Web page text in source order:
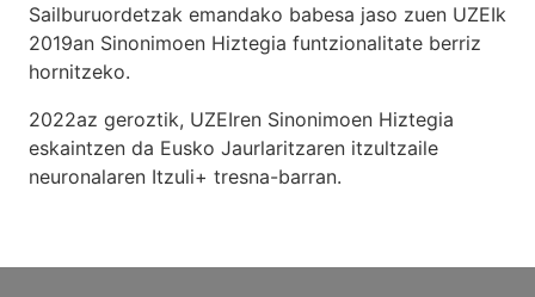
Sailburuordetzak emandako babesa jaso zuen UZEIk
2019an Sinonimoen Hiztegia funtzionalitate berriz
hornitzeko.
2022az geroztik, UZEIren Sinonimoen Hiztegia
eskaintzen da Eusko Jaurlaritzaren itzultzaile
neuronalaren Itzuli+ tresna-barran.